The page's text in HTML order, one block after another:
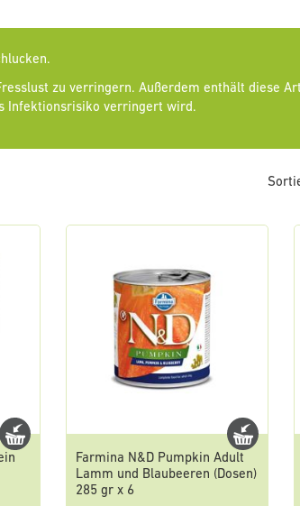
zu verringern. Außerdem enthält diese
Infektionsrisiko verringert wird.
Farmina N&D Pumpkin Adult
Lamm und Blaubeeren (Dosen)
285 gr x 6